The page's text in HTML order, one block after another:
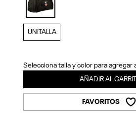
Previous
selected
UNITALLA
Selecciona talla y color para agregar
AÑADIR AL
FAVORITOS